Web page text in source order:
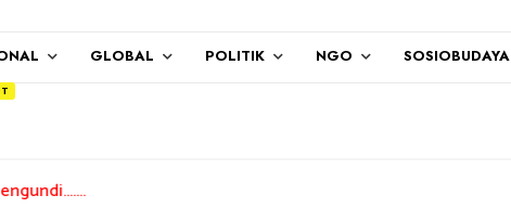
GLOBAL POLITIK NGO SOSIOBUDAYA